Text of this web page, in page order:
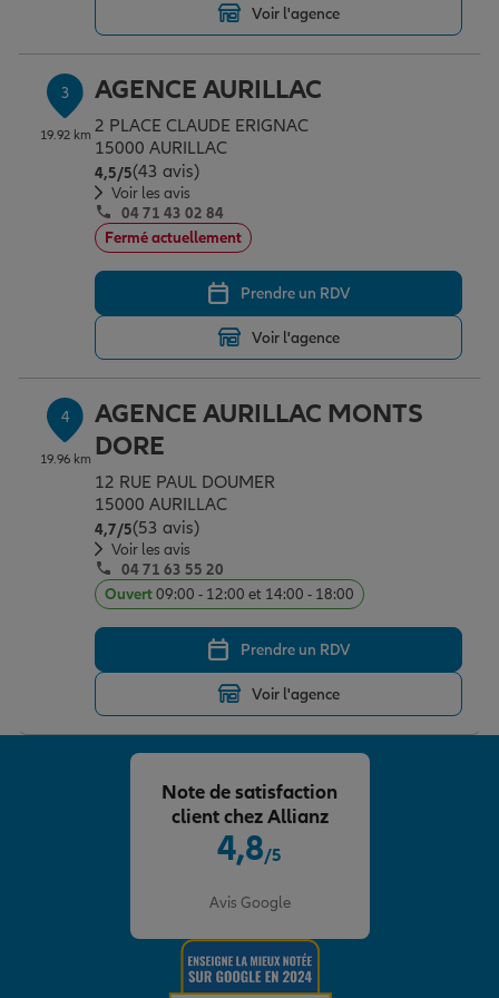
Garantie des accidents de la vie
Assurance scolaire
Protection juridique
Retraite
Tous nos devis d'assurance
Voir l'agence
3
19.92 km
AGENCE AURILLAC
2 PLACE CLAUDE ERIGNAC
15000 AURILLAC
4,5/5Note de 4.5 sur 5
(43 avis)
Voir les avis
04 71 43 02 84
Fermé actuellement
Prendre un RDV
Voir l'agence
4
19.96 km
AGENCE AURILLAC MONTS
DORE
12 RUE PAUL DOUMER
15000 AURILLAC
4,7/5Note de 4.7 sur 5
(53 avis)
Voir les avis
04 71 63 55 20
Ouvert09:00 - 12:00 et 14:00 - 18:00
Prendre un RDV
Voir l'agence
4,8/5
Avis Google
Note de satisfaction
client chez Allianz